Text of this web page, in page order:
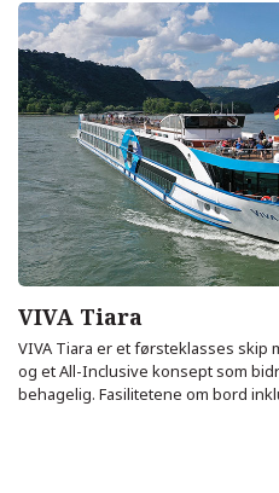
VIVA Tiara
VIVA Tiara er et førsteklasses skip
og et All-Inclusive konsept som
behagelig. Fasilitetene om bord